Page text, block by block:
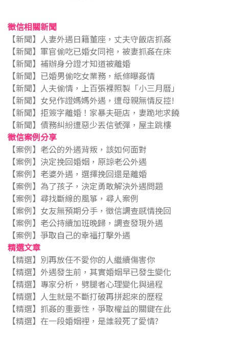
徵信相關新聞
【新聞】人妻外遇日籍董座，丈夫守飯店抓姦
【新聞】軍官偷吃已婚女同袍，被妻抓姦在床
【新聞】補辦身分證才知道被離婚
【新聞】已婚男偷吃女業務，紙條曝姦情
【新聞】人夫偷情，上百張裸照製「小三月曆」
【新聞】女兒作證媽媽外遇，遭母親無情反控!
【新聞】拒簽字離婚！家暴夫砸店，妻跪地求饒
【新聞】債務糾紛遭惡少丟信號彈，屋主跳樓
徵信案例分享
【案例】老公的外遇背叛，該如何面對
【案例】決定挽回婚姻，原諒老公外遇
【案例】老婆外遇，選擇挽回還是離婚
【案例】為了孩子，決定勇敢解決外遇問題
【案例】尋找斷線的風箏，尋人案例
【案例】女友無預期分手，徵信調查感情挽回
【案例】老公持續加班晚歸，調查發現外遇
【案例】爭取自己的幸福打擊外遇
精選文章
【精選】別再放任不愛你的人繼續傷害你
【精選】外遇發生前，其實婚姻早已發生變化
【精選】專家分析，劈腿者心理變化與過程
【精選】人生就是不斷打破再拼起來的歷程
【精選】抓姦的重要性，爭取權益的關鍵在此
【精選】在一段婚姻裡，是誰殺死了愛情?